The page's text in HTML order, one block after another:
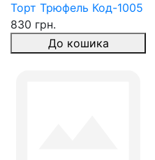
Торт Трюфель Код-1005
830 грн.
До кошика